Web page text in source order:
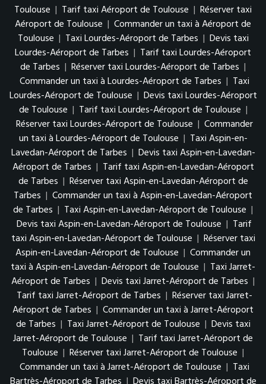
Toulouse | Tarif taxi Aéroport de Toulouse | Réserver taxi
Aéroport de Toulouse | Commander un taxi à Aéroport de
Toulouse | Taxi Lourdes-Aéroport de Tarbes | Devis taxi
Lourdes-Aéroport de Tarbes | Tarif taxi Lourdes-Aéroport
de Tarbes | Réserver taxi Lourdes-Aéroport de Tarbes |
Commander un taxi à Lourdes-Aéroport de Tarbes | Taxi
Lourdes-Aéroport de Toulouse | Devis taxi Lourdes-Aéroport
de Toulouse | Tarif taxi Lourdes-Aéroport de Toulouse |
Réserver taxi Lourdes-Aéroport de Toulouse | Commander
un taxi à Lourdes-Aéroport de Toulouse | Taxi Aspin-en-
Lavedan-Aéroport de Tarbes | Devis taxi Aspin-en-Lavedan-
Aéroport de Tarbes | Tarif taxi Aspin-en-Lavedan-Aéroport
de Tarbes | Réserver taxi Aspin-en-Lavedan-Aéroport de
Tarbes | Commander un taxi à Aspin-en-Lavedan-Aéroport
de Tarbes | Taxi Aspin-en-Lavedan-Aéroport de Toulouse |
Devis taxi Aspin-en-Lavedan-Aéroport de Toulouse | Tarif
taxi Aspin-en-Lavedan-Aéroport de Toulouse | Réserver taxi
Aspin-en-Lavedan-Aéroport de Toulouse | Commander un
taxi à Aspin-en-Lavedan-Aéroport de Toulouse | Taxi Jarret-
Aéroport de Tarbes | Devis taxi Jarret-Aéroport de Tarbes |
Tarif taxi Jarret-Aéroport de Tarbes | Réserver taxi Jarret-
Aéroport de Tarbes | Commander un taxi à Jarret-Aéroport
de Tarbes | Taxi Jarret-Aéroport de Toulouse | Devis taxi
Jarret-Aéroport de Toulouse | Tarif taxi Jarret-Aéroport de
Toulouse | Réserver taxi Jarret-Aéroport de Toulouse |
Commander un taxi à Jarret-Aéroport de Toulouse | Taxi